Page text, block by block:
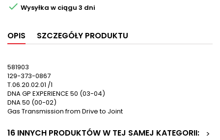
 Wysyłka w ciągu 3 dni
OPIS SZCZEGÓŁY PRODUKTU
581903
129-373-0867
T.06.20.02.01 /1
DNA GP EXPERIENCE 50 (03-04)
DNA 50 (00-02)
Gas Transmission from Drive to Joint
16 INNYCH PRODUKTÓW W TEJ SAMEJ KATEGORII:
>